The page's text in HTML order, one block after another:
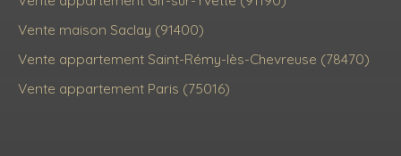
Vente maison Saclay (91400)
Vente appartement Saint-Rémy-lès-Chevreuse (78470)
Vente appartement Paris (75016)